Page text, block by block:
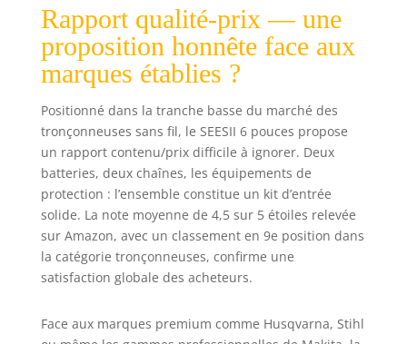
réservoir d’huile
sans avoir à
pomper
fréquemment.
Grâce au réservoir
transparent, vous
pouvez surveiller
facilement le
niveau d’huile, ce
qui garantit une
coupe plus fluide,
une usure
réduite, et une
concentration
totale sur votre
continue, travail
Rapport qualité-prix — une
proposition honnête face aux
marques établies ?
Positionné dans la tranche basse du marché des
tronçonneuses sans fil, le SEESII 6 pouces propose
un rapport contenu/prix difficile à ignorer. Deux
batteries, deux chaînes, les équipements de
protection : l’ensemble constitue un kit d’entrée
solide. La note moyenne de 4,5 sur 5 étoiles relevée
sur Amazon, avec un classement en 9e position dans
la catégorie tronçonneuses, confirme une
satisfaction globale des acheteurs.
Face aux marques premium comme Husqvarna, Stihl